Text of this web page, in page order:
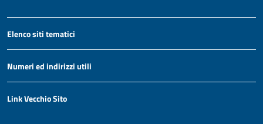
Elenco siti tematici
Numeri ed indirizzi utili
Link Vecchio Sito